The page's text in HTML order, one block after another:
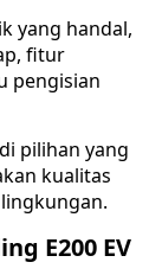
yang handal,
fitur
pengisian
pilihan yang
kualitas
E200 EV